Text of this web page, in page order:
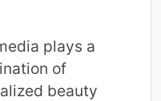
plays a
of
beauty